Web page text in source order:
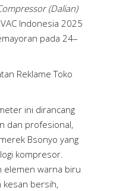
(Dalian)
Indonesia 2025
pada 24–
Reklame Toko
ini dirancang
dan profesional,
Bsonyo yang
kompresor.
elemen warna biru
kesan bersih,